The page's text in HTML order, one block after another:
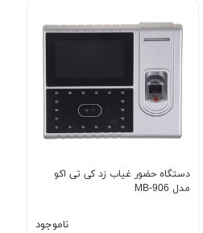
دستگاه حضور غیاب زد کی تی اکو
مدل MB-906
ناموجود